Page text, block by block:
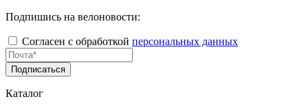
Подпишись на велоновости:
Согласен с обработкой персональных данных
Подписаться
Каталог